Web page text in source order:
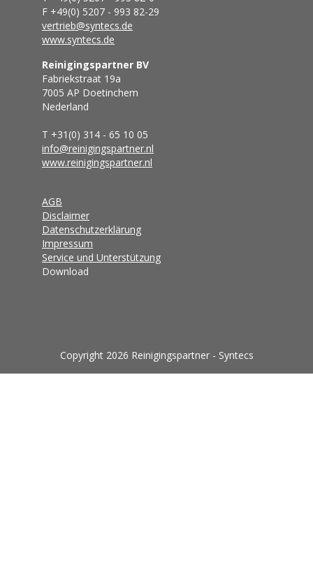
F +49(0) 5207 - 993 82-29
vertrieb@syntecs.de
www.syntecs.de
Reinigingspartner BV
Fabriekstraat 19a
7005 AP Doetinchem
Nederland
T +31(0) 314 - 65 10 05
info@reinigingspartner.nl
www.reinigingspartner.nl
AGB
Disclaimer
Datenschutzerklärung
Impressum
Service und Unterstützung
Download
Copyright 2026 Reinigingspartner - Syntecs